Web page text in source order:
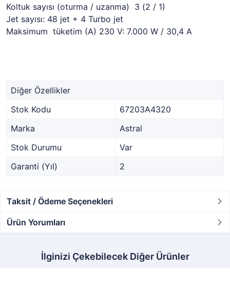
Koltuk sayısı (oturma / uzanma) 3 (2 / 1)
Jet sayısı: 48 jet + 4 Turbo jet
Maksimum tüketim (A) 230 V: 7.000 W / 30,4 A
Diğer Özellikler
Stok Kodu
67203A4320
Marka
Astral
Stok Durumu
Var
Garanti (Yıl)
2
Taksit / Ödeme Seçenekleri
Ürün Yorumları
İlginizi Çekebilecek Diğer Ürünler